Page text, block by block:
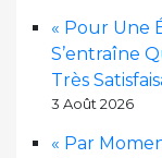
« Pour Une
S’entraîne
Très
3 Août 2026
« Par